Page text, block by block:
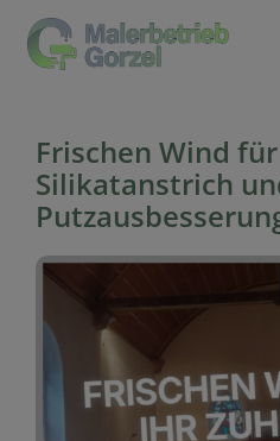
Skip
Leistungen
Ihre Vorteile
Jobs
Raumgestaltung
0176 59727596
Frischen Wind
Silikatanstrich